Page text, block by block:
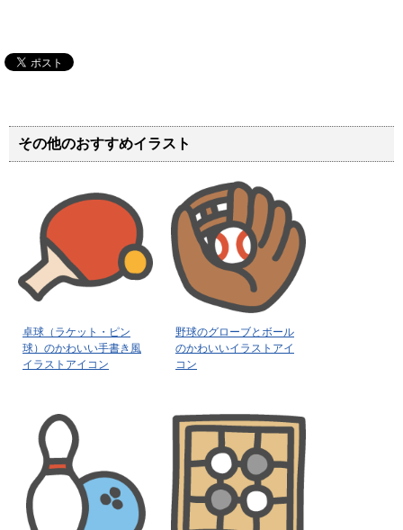
その他のおすすめイラスト
卓球（ラケット・ピン
球）のかわいい手書き風
イラストアイコン
野球のグローブとボール
のかわいいイラストアイ
コン